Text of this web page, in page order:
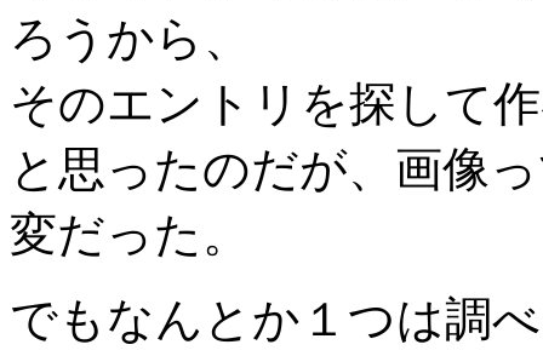
ろうから、
そのエントリを探して
と思ったのだが、画像
変だった。
でもなんとか１つは調